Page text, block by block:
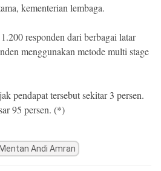
kementerian lembaga.
responden dari berbagai latar
menggunakan metode multi stage
pendapat tersebut sekitar 3 persen.
95 persen. (*)
Mentan Andi Amran